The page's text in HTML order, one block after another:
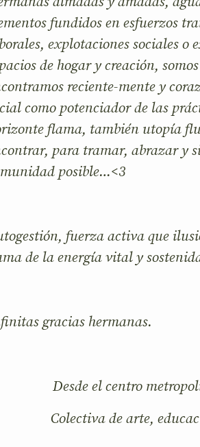
fundidos en esfuerzos
explotaciones sociales
de hogar y creación,
reciente-mente y
como potenciador de las
flama, también utopía
para tramar, abrazar y
posible…<3
fuerza activa que
de la energía vital y
gracias hermanas.
Desde el centro
Colectiva de arte,